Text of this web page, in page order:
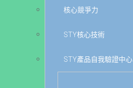
核心競爭力
STY核心技術
STY產品自我驗證中心